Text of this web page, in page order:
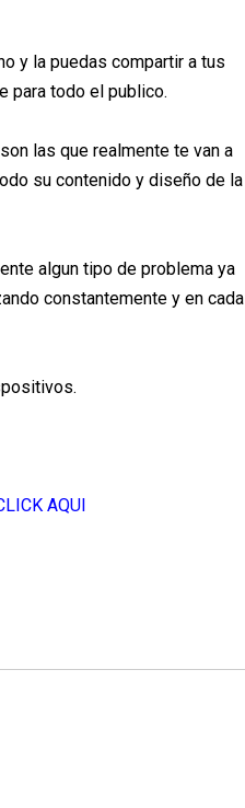
y la puedas compartir a tus
para todo el publico.
las que realmente te van a
su contenido y diseño de la
algun tipo de problema ya
constantemente y en cada
AQUI